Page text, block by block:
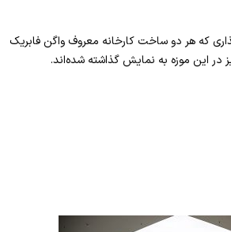
که هر دو ساخت کارخانه معروف واگن فابریک
در این موزه به نمایش گذاشته شده‌اند.